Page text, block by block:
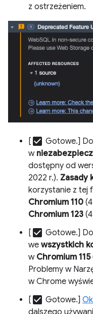
z ostrzeżeniem.
[ check_box Gotowe.]
w
dostępny od
2022 r.). Zasady
korzystanie z tej
Chromium 110
Chromium 123
[ check_box Gotowe.]
we wszystkich
w Chromium 115
Problemy w
w Chrome
[ check_box Gotowe.]